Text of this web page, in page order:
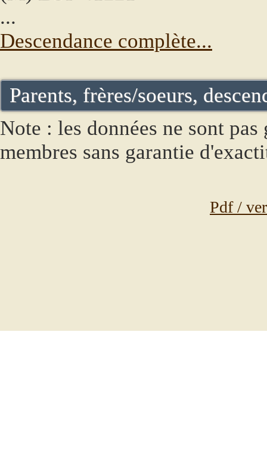
...
Descendance complète...
Parents, frères/soeurs,
Note : les données ne sont
membres sans garantie
Pdf /